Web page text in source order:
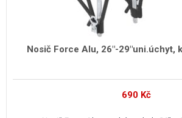
Nosič Force Alu, 26″-29″uni.úchyt,
690 Kč